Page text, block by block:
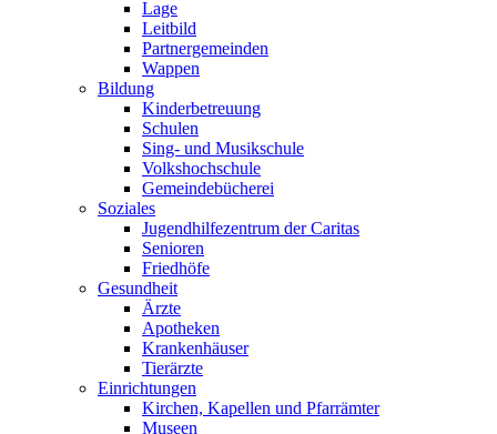
Lage
Leitbild
Partnergemeinden
Wappen
Bildung
Kinderbetreuung
Schulen
Sing- und Musikschule
Volkshochschule
Gemeindebücherei
Soziales
Jugendhilfezentrum der Caritas
Senioren
Friedhöfe
Gesundheit
Ärzte
Apotheken
Krankenhäuser
Tierärzte
Einrichtungen
Kirchen, Kapellen und Pfarrämter
Museen